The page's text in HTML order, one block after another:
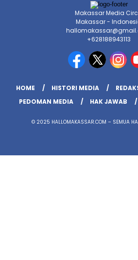
Makassar Media
Makassar -
+628188943113
HOME HISTORI MEDIA
PEDOMAN MEDIA
HAK JAWAB
© 2025 HALLOMAKASSAR.COM – SEMUA